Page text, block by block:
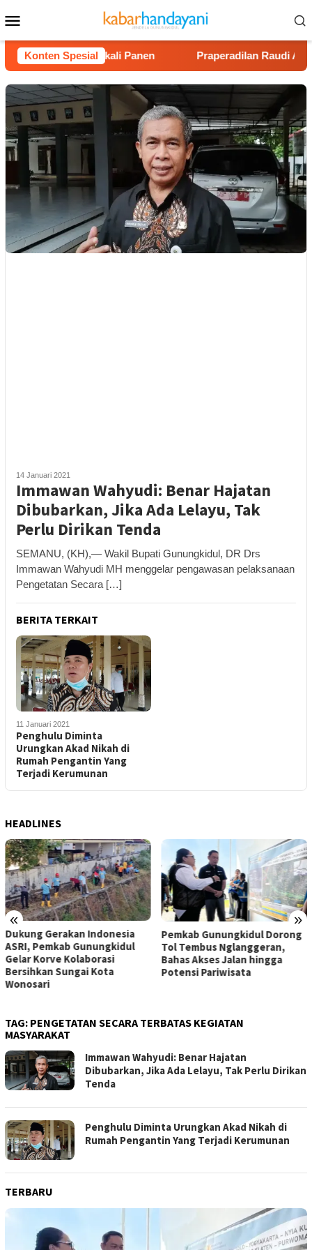
ke
kontenMobile
Konten Spesial
Juta Sekali Panen Praperadilan Raudi Akmal
14 Januari 2021
Immawan Wahyudi: Benar Hajatan
Dibubarkan, Jika Ada Lelayu, Tak
Perlu Dirikan Tenda
SEMANU, (KH),— Wakil Bupati Gunungkidul, DR Drs
Immawan Wahyudi MH menggelar pengawasan pelaksanaan
Pengetatan Secara […]
BERITA TERKAIT
11 Januari 2021
Penghulu Diminta
Urungkan Akad Nikah di
Rumah Pengantin Yang
Terjadi Kerumunan
HEADLINES
« »
Dukung Gerakan Indonesia
ASRI, Pemkab Gunungkidul
Gelar Korve Kolaborasi
Bersihkan Sungai Kota
Wonosari
Pemkab Gunungkidul Dorong
Tol Tembus Nglanggeran,
Bahas Akses Jalan hingga
Potensi Pariwisata
TAG: PENGETATAN SECARA TERBATAS KEGIATAN
MASYARAKAT
Immawan Wahyudi: Benar Hajatan
Dibubarkan, Jika Ada Lelayu, Tak Perlu Dirikan
Tenda
Penghulu Diminta Urungkan Akad Nikah di
Rumah Pengantin Yang Terjadi Kerumunan
TERBARU